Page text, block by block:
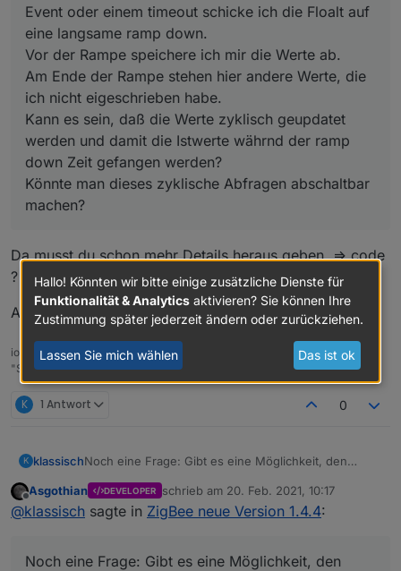
Event oder einem timeout schicke ich die Floalt auf
eine langsame ramp down.
Vor der Rampe speichere ich mir die Werte ab.
Am Ende der Rampe stehen hier andere Werte, die
ich nicht eigeschrieben habe.
Kann es sein, daß die Werte zyklisch geupdatet
werden und damit die Istwerte währnd der ramp
down Zeit gefangen werden?
Könnte man dieses zyklische Abfragen abschaltbar
machen?
Da musst du schon mehr Details heraus geben. => code
?
A.
ioBroker auf RPi4 - Hardware soweit wie möglich via Zigbee.
"Shit don't work" ist keine Fehlermeldung, sondern ein Fluch.
K 1 Antwort 0
K klassischNoch eine Frage: Gibt es eine Möglichkeit, den
zu übertragen? Ich habe den Eindruck, daß das
serielle Schreiben nicht immer übernommen wird,
Offline
Asgothian DEVELOPER schrieb am 20. Feb. 2021, 10:17
zuletzt editiert von
@klassisch sagte in ZigBee neue Version 1.4.4:
Noch eine Frage: Gibt es eine Möglichkeit, den
Hallo! Könnten wir bitte einige zusätzliche Dienste für
Funktionalität & Analytics aktivieren? Sie können Ihre
Zustimmung später jederzeit ändern oder zurückziehen.
Lassen Sie mich wählen Das ist ok